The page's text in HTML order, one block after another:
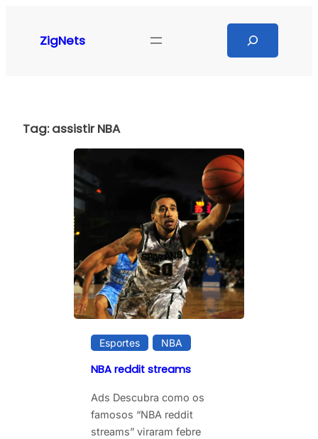
ZigNets
Tag:assistir NBA
Esportes NBA
NBA reddit streams
Ads Descubra como os
famosos “NBA reddit
streams” viraram febre